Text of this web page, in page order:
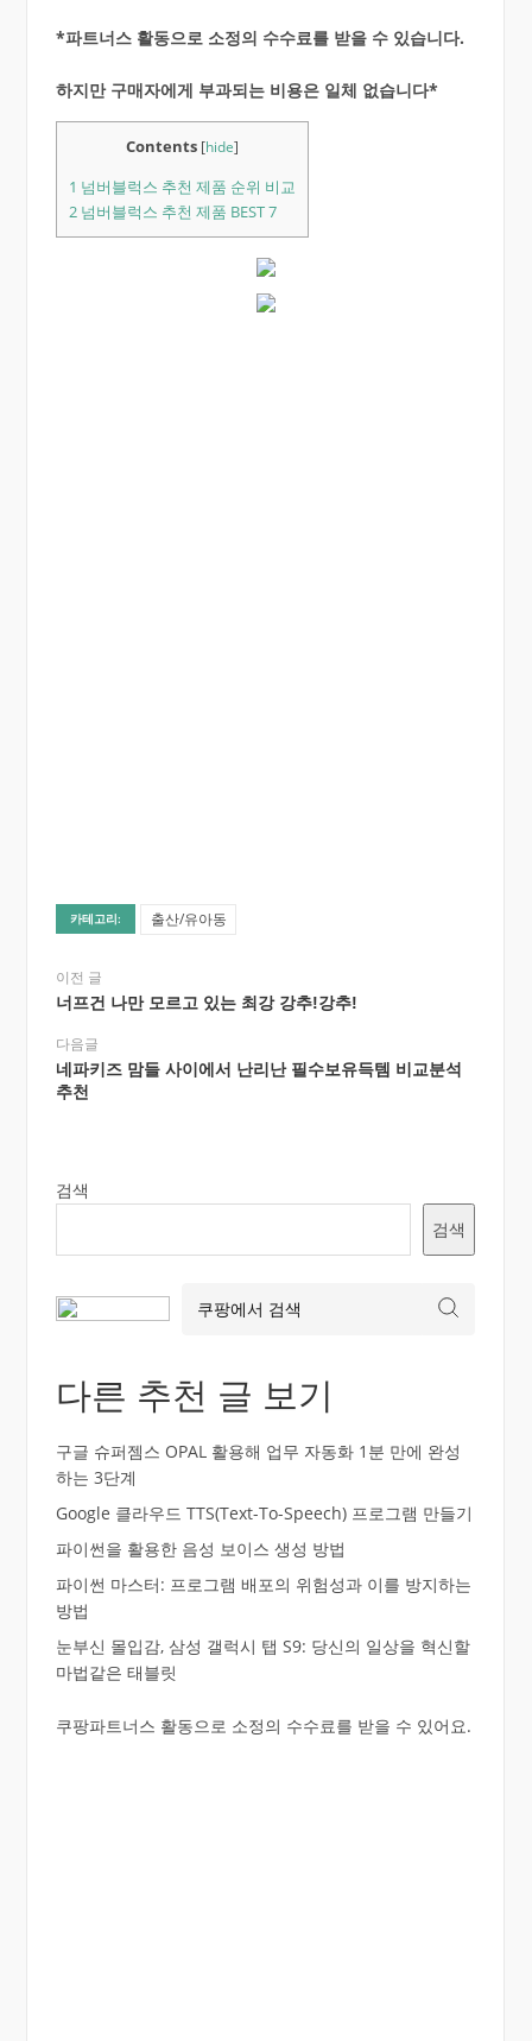
*파트너스 활동으로 소정의 수수료를 받을 수 있습니다.
하지만 구매자에게 부과되는 비용은 일체 없습니다*
Contents [hide]
1 넘버블럭스 추천 제품 순위 비교
2넘버블럭스 추천 제품 BEST 7
카테고리: 출산/유아동
이전 글
너프건 나만 모르고 있는 최강 강추!강추!
다음글
네파키즈 맘들 사이에서 난리난 필수보유득템 비교분석
추천
검색
검색
다른 추천 글 보기
구글 슈퍼젬스 OPAL 활용해 업무 자동화 1분 만에 완성
하는 3단계
Google 클라우드 TTS(Text-To-Speech) 프로그램 만들기
파이썬을 활용한 음성 보이스 생성 방법
파이썬 마스터: 프로그램 배포의 위험성과 이를 방지하는
방법
눈부신 몰입감, 삼성 갤럭시 탭 S9: 당신의 일상을 혁신할
마법같은 태블릿
쿠팡파트너스 활동으로 소정의 수수료를 받을 수 있어요.